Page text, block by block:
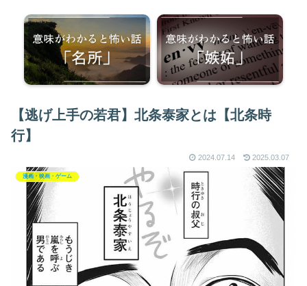
【逃げ上手の若君】北条泰家とは【北条時
行】
2024.07.14 2025.03.07
漫画・映画・ゲーム